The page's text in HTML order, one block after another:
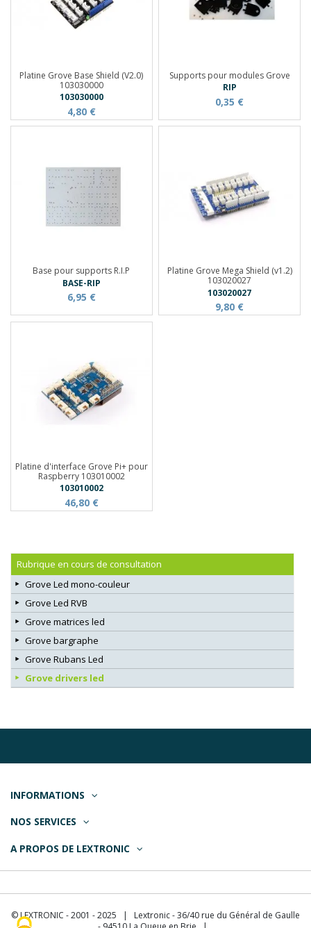
Platine Grove Base Shield (V2.0)
103030000
103030000
4,80 €
Supports pour modules Grove
RIP
0,35 €
Base pour supports R.I.P
BASE-RIP
6,95 €
Platine Grove Mega Shield (v1.2)
103020027
103020027
9,80 €
Platine d'interface Grove Pi+ pour
Raspberry 103010002
103010002
46,80 €
Rubrique en cours de consultation
Grove Led mono-couleur
Grove Led RVB
Grove matrices led
Grove bargraphe
Grove Rubans Led
Grove drivers led
INFORMATIONS
NOS SERVICES
A PROPOS DE LEXTRONIC
© LEXTRONIC - 2001 - 2025 | Lextronic - 36/40 rue du Général de Gaulle